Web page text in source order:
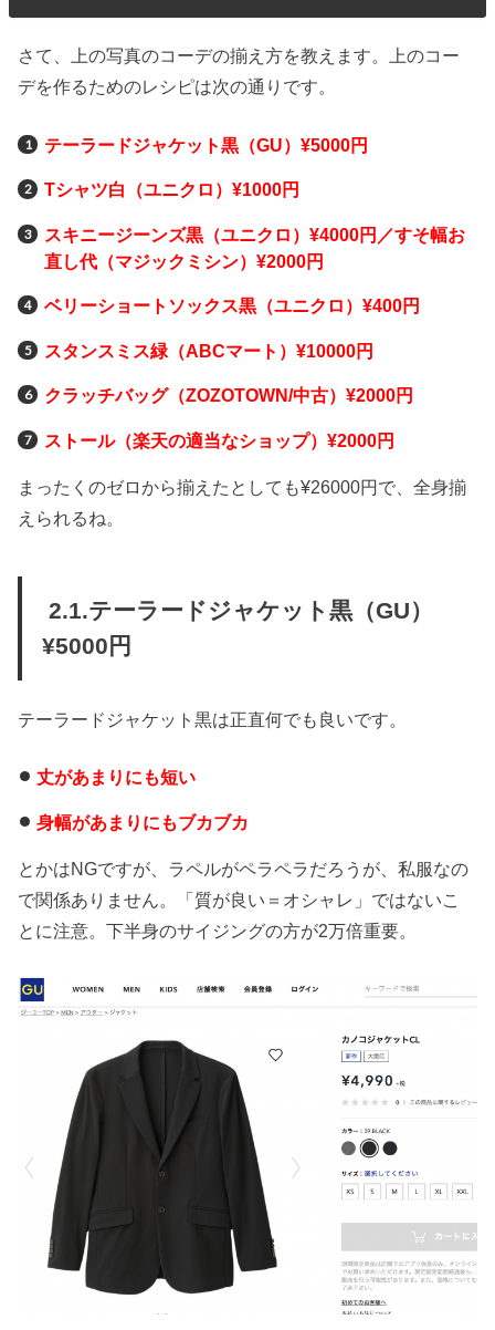
さて、上の写真のコーデの揃え方を教えます。上のコー
デを作るためのレシピは次の通りです。
テーラードジャケット黒（GU）¥5000円
Tシャツ白（ユニクロ）¥1000円
スキニージーンズ黒（ユニクロ）¥4000円／すそ幅お
直し代（マジックミシン）¥2000円
ベリーショートソックス黒（ユニクロ）¥400円
スタンスミス緑（ABCマート）¥10000円
クラッチバッグ（ZOZOTOWN/中古）¥2000円
ストール（楽天の適当なショップ）¥2000円
まったくのゼロから揃えたとしても¥26000円で、全身揃
えられるね。
2.1.テーラードジャケット黒（GU）
¥5000円
テーラードジャケット黒は正直何でも良いです。
丈があまりにも短い
身幅があまりにもブカブカ
とかはNGですが、ラペルがペラペラだろうが、私服なの
で関係ありません。「質が良い＝オシャレ」ではないこ
とに注意。下半身のサイジングの方が2万倍重要。